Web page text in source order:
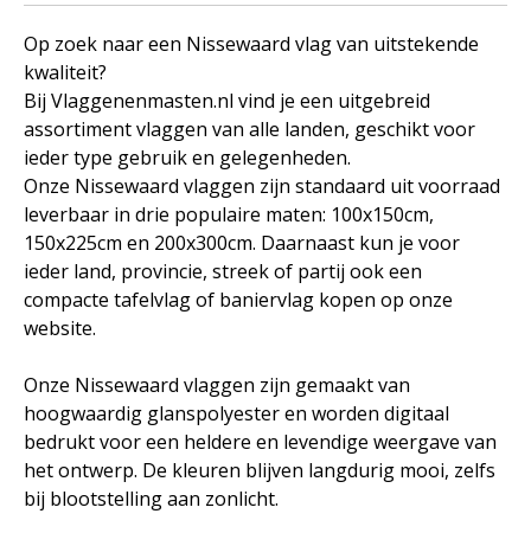
Op zoek naar een Nissewaard vlag van uitstekende
kwaliteit?
Bij Vlaggenenmasten.nl vind je een uitgebreid
assortiment vlaggen van alle landen, geschikt voor
ieder type gebruik en gelegenheden.
Onze Nissewaard vlaggen zijn standaard uit voorraad
leverbaar in drie populaire maten: 100x150cm,
150x225cm en 200x300cm. Daarnaast kun je voor
ieder land, provincie, streek of partij ook een
compacte tafelvlag of baniervlag kopen op onze
website.
Onze Nissewaard vlaggen zijn gemaakt van
hoogwaardig glanspolyester en worden digitaal
bedrukt voor een heldere en levendige weergave van
het ontwerp. De kleuren blijven langdurig mooi, zelfs
bij blootstelling aan zonlicht.